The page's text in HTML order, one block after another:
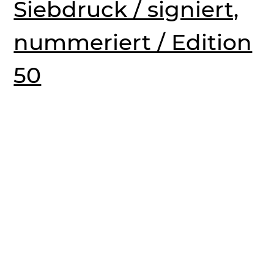
Siebdruck / signiert,
nummeriert / Edition
50